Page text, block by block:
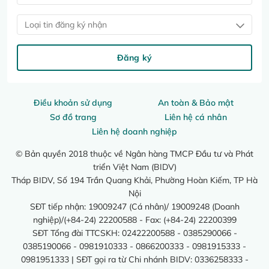
Điều khoản sử dụng
An toàn & Bảo mật
Sơ đồ trang
Liên hệ cá nhân
Liên hệ doanh nghiệp
© Bản quyền 2018 thuộc về Ngân hàng TMCP Đầu tư và Phát
triển Việt Nam (BIDV)
Tháp BIDV, Số 194 Trần Quang Khải, Phường Hoàn Kiếm, TP Hà
Nội
SĐT tiếp nhận: 19009247 (Cá nhân)/ 19009248 (Doanh
nghiệp)/(+84-24) 22200588 - Fax: (+84-24) 22200399
SĐT Tổng đài TTCSKH: 02422200588 - 0385290066 -
0385190066 - 0981910333 - 0866200333 - 0981915333 -
0981951333 | SĐT gọi ra từ Chi nhánh BIDV: 0336258333 -
Loại tin đăng ký nhận
Đăng ký